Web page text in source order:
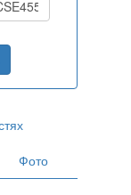
Фото